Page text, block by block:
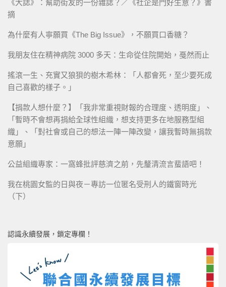
《大誌》：幫助街友的一份雜誌？／《社企是門好生意？》書
摘
為什麼有人寧願買《The Big Issue》，不願買口香糖？
我朋友住在精神病院 3000 多天：生命從住院開始，戞然而止
搖滾一生、充實又狼狽的樹木希林：「人都會死，至少要死成
自己喜歡的樣子。」
【捐款人想什麼？】「我非常重視財報的合理度、透明度」、
「暫時不會想再捐給全球性組織，想支持更多在地服務型組
織」、「對社會或自己的想法一陣一陣改變，讓我暫時無捐款
意願」
公益組織專家：一窩蜂批評慈濟之前，先釐清流言蜚語吧！
我在桃園女監的日與夜－專訪一位匿名受刑人的鐵窗時光
（下）
認識永續發展，鎖定專欄！